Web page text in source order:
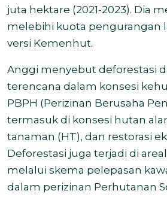
juta hektare (2021-2023). Dia
melebihi kuota pengurangan
versi Kemenhut.
Anggi menyebut deforestasi
terencana dalam konsesi
PBPH (Perizinan Berusaha
termasuk di konsesi hutan
tanaman (HT), dan restorasi
Deforestasi juga terjadi di
melalui skema pelepasan
dalam perizinan Perhutanan